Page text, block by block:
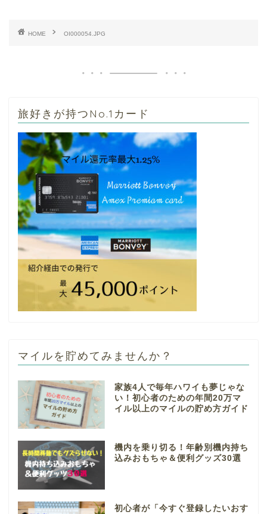
HOME OI000054.JPG
旅好きが持つNo.1カード
マイルを貯めてみませんか？
家族4人で毎年ハワイも夢じゃな
い！初心者のための年間20万マ
イル以上のマイルの貯め方ガイド
機内を乗り切る！年齢別機内持ち
込みおもちゃ＆便利グッズ30選
初心者が「今すぐ登録したいおす